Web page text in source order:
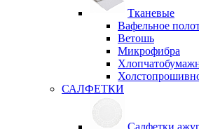
Тканевые
Вафельное
Ветошь
Микрофибра
САЛФЕТКИ
Салфетки